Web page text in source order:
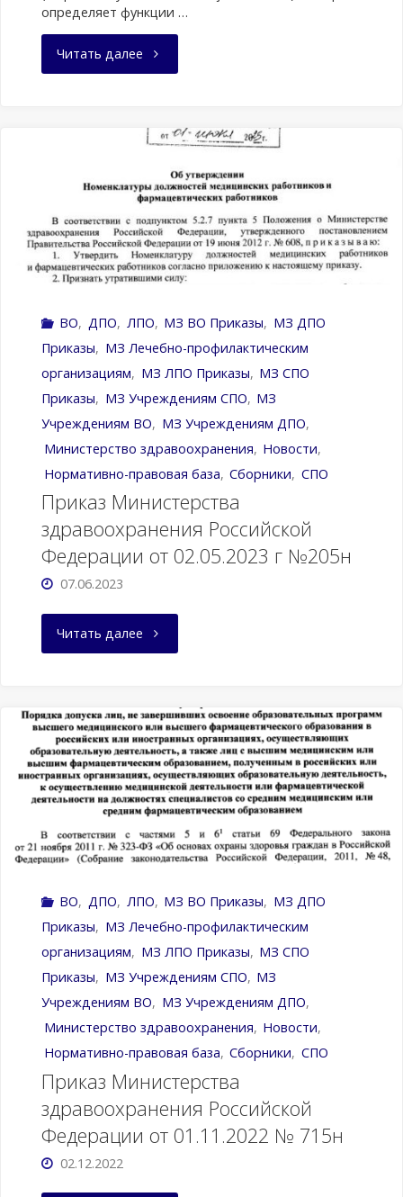
определяет функции …
Читать далее"Министерство
Российской
Федерации
запустило
работу
межрегиональных
отраслевых
методических
среднего
профессионального
образования"
ВО, ДПО, ЛПО, МЗ ВО Приказы, МЗ ДПО
Приказы, МЗ Лечебно-профилактическим
организациям, МЗ ЛПО Приказы, МЗ СПО
Приказы, МЗ Учреждениям CПО, МЗ
Учреждениям ВО, МЗ Учреждениям ДПО,
Министерство здравоохранения, Новости,
Нормативно-правовая база, Сборники, СПО
Приказ Министерства
здравоохранения Российской
Федерации от 02.05.2023 г №205н
07.06.2023
Читать далее"Приказ
здравоохранения
Российской
Федерации
02.05.2023
г
ВО, ДПО, ЛПО, МЗ ВО Приказы, МЗ ДПО
Приказы, МЗ Лечебно-профилактическим
организациям, МЗ ЛПО Приказы, МЗ СПО
Приказы, МЗ Учреждениям CПО, МЗ
Учреждениям ВО, МЗ Учреждениям ДПО,
Министерство здравоохранения, Новости,
Нормативно-правовая база, Сборники, СПО
Приказ Министерства
здравоохранения Российской
Федерации от 01.11.2022 № 715н
02.12.2022